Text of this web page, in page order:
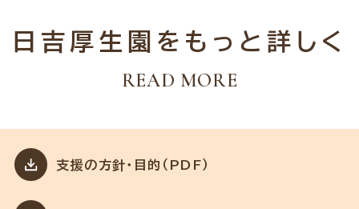
日吉厚生園をもっと詳しく
READ MORE
支援の方針・目的（PDF）